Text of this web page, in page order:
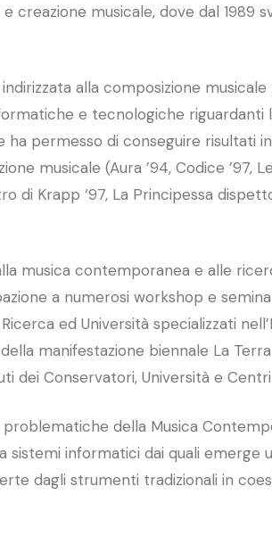
creazione musicale, dove dal 1989
alla composizione
e tecnologiche riguardanti
permesso di conseguire risultati
musicale (Aura ’94, Codice ’97,
di Krapp ‘97, La Principessa
musica contemporanea e alle
a numerosi workshop e
ed Università specializzati
manifestazione biennale La
dei Conservatori, Università e
della Musica
sistemi informatici dai quali emerge
dagli strumenti tradizionali in